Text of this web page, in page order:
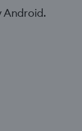
Android.